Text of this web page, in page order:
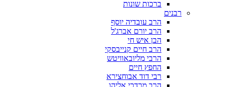
ברכות שונות
רבנים
הרב עובדיה יוסף
הרב יורם אברג'ל
הבן איש חי
הרב חיים קנייבסקי
הרבי מליובאוויטש
החפץ חיים
רבי דוד אבוחצירא
הרב מרדכי אליהו